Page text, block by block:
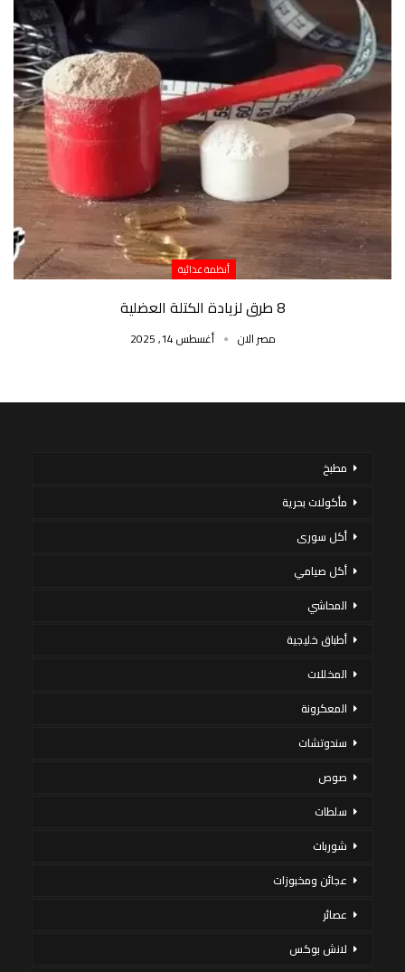
أنظمة غذائية
8 طرق لزيادة الكتلة العضلية
مصر الان أغسطس 14, 2025
مطبخ
مأكولات بحرية
أكل سورى
أكل صيامي
المحاشي
أطباق خليجية
المخللات
المعكرونة
سندوتشات
صوص
سلطات
شوربات
عجائن ومخبوزات
عصائر
لانش بوكس